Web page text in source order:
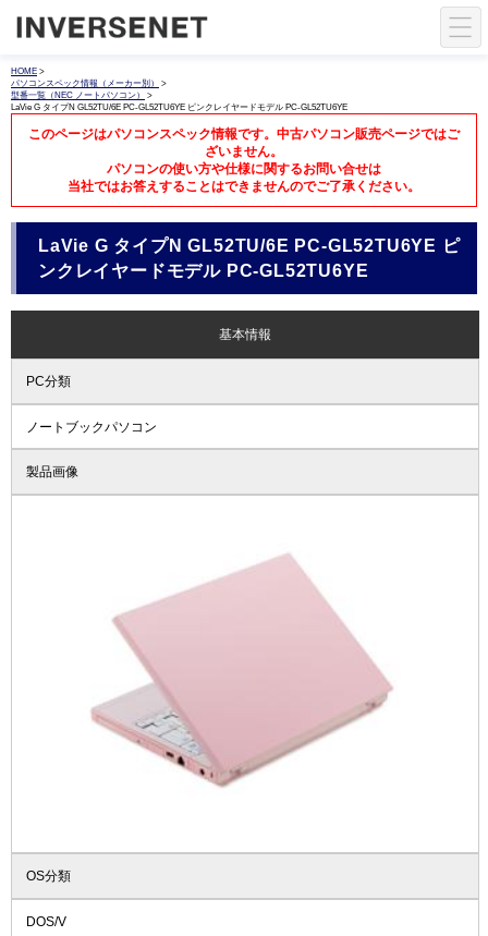
HOME >
パソコンスペック情報（メーカー別）
>
型番一覧（NEC ノートパソコン）
>
LaVie G タイプN GL52TU/6E PC-GL52TU6YE ピンクレイヤードモデル PC-GL52TU6YE
このページはパソコンスペック情報です。中古パソコン販売ページではご
ざいません。
パソコンの使い方や仕様に関するお問い合せは
当社ではお答えすることはできませんのでご了承ください。
LaVie G タイプN GL52TU/6E PC-GL52TU6YE ピ
ンクレイヤードモデル PC-GL52TU6YE
基本情報
PC分類
ノートブックパソコン
製品画像
OS分類
DOS/V